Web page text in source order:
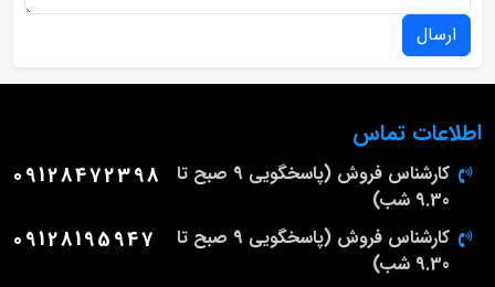
ارسال
اطلاعات تماس
کارشناس فروش (پاسخگویی 9 صبح تا
9.30 شب)
09128472398
کارشناس فروش (پاسخگویی 9 صبح تا
9.30 شب)
09128195947